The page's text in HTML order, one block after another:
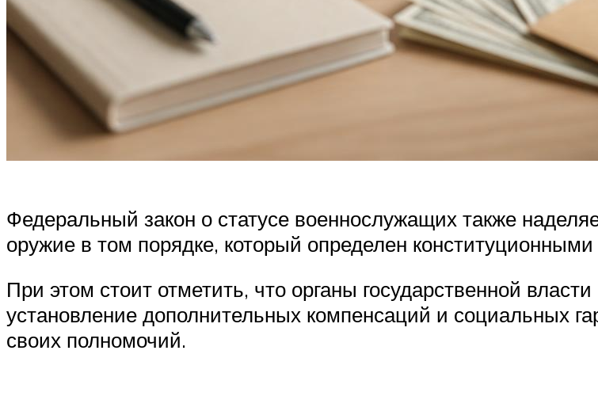
Федеральный закон о статусе военнослужащих также
оружие в том порядке, который определен
При этом стоит отметить, что органы государственной
установление дополнительных компенсаций и социальных
своих полномочий.